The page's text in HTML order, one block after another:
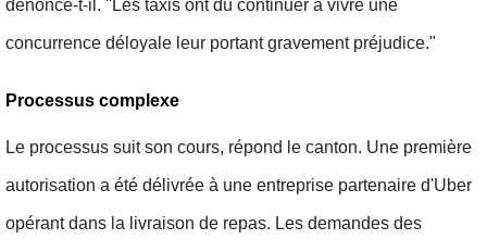
dénonce-t-il. "Les taxis ont dû continuer à vivre une
concurrence déloyale leur portant gravement préjudice."
Processus complexe
Le processus suit son cours, répond le canton. Une première
autorisation a été délivrée à une entreprise partenaire d'Uber
opérant dans la livraison de repas. Les demandes des